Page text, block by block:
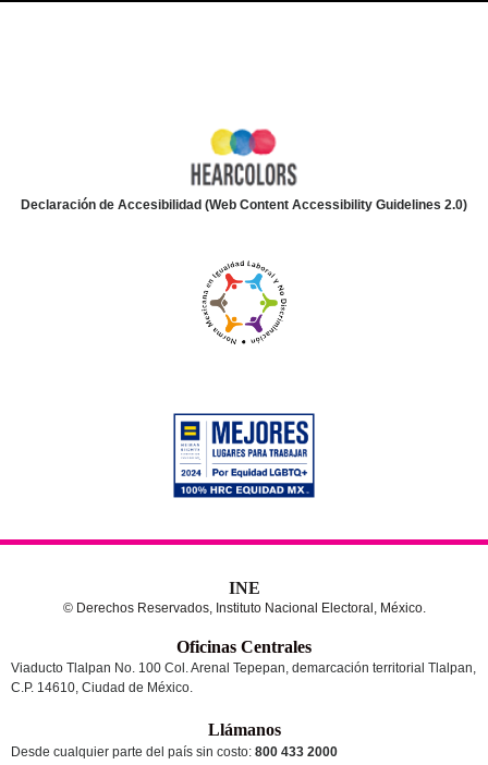
Declaración de Accesibilidad (Web Content Accessibility Guidelines 2.0)
INE
© Derechos Reservados, Instituto Nacional Electoral, México.
Oficinas Centrales
Viaducto Tlalpan No. 100 Col. Arenal Tepepan, demarcación territorial Tlalpan,
C.P. 14610, Ciudad de México.
Llámanos
Desde cualquier parte del país sin costo: 800 433 2000